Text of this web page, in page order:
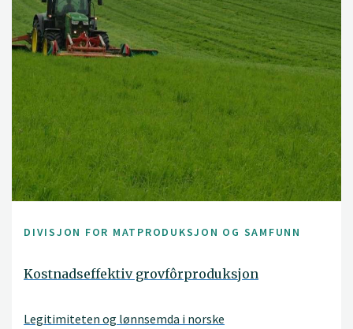
DIVISJON FOR MATPRODUKSJON OG SAMFUNN
Kostnadseffektiv grovfôrproduksjon
Legitimiteten og lønnsemda i norske